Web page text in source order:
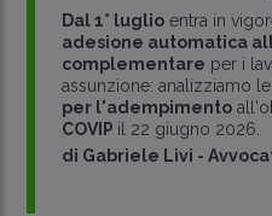
Dal 1° luglioentra in
adesione automatica
complementare per i
assunzione: analizziamo le
per l'adempimento
COVIP il 22 giugno 2026.
di Gabriele Livi -